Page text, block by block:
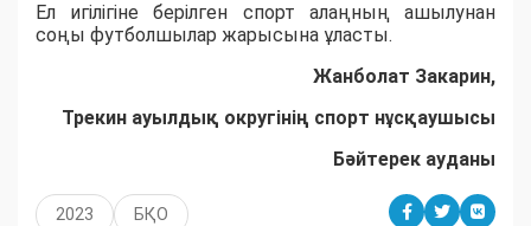
Ел игілігіне берілген спорт алаңның ашылунан
соңы футболшылар жарысына ұласты.
Жанболат Закарин,
Трекин ауылдық округінің спорт нұсқаушысы
Бәйтерек ауданы
2023 БҚО